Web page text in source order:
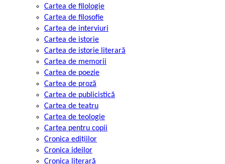
Cartea de filologie
Cartea de filosofie
Cartea de interviuri
Cartea de istorie
Cartea de istorie literară
Cartea de memorii
Cartea de poezie
Cartea de proză
Cartea de publicistică
Cartea de teatru
Cartea de teologie
Cartea pentru copii
Cronica edițiilor
Cronica ideilor
Cronica literară